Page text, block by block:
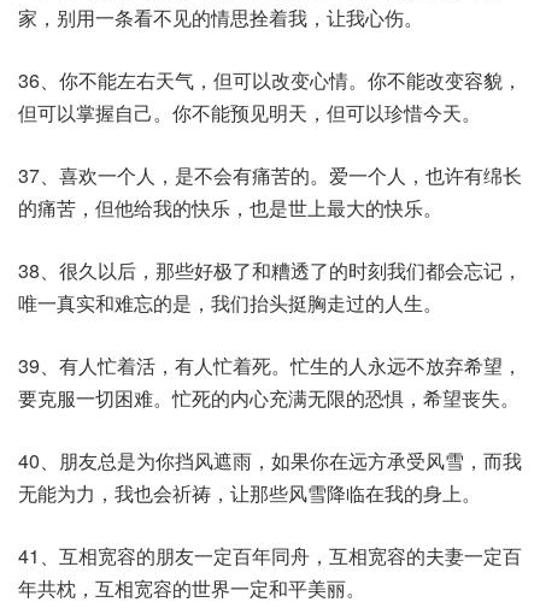
家，别用一条看不见的情思拴着我，让我心伤。
36、你不能左右天气，但可以改变心情。你不能改变容貌，
但可以掌握自己。你不能预见明天，但可以珍惜今天。
37、喜欢一个人，是不会有痛苦的。爱一个人，也许有绵长
的痛苦，但他给我的快乐，也是世上最大的快乐。
38、很久以后，那些好极了和糟透了的时刻我们都会忘记，
唯一真实和难忘的是，我们抬头挺胸走过的人生。
39、有人忙着活，有人忙着死。忙生的人永远不放弃希望，
要克服一切困难。忙死的内心充满无限的恐惧，希望丧失。
40、朋友总是为你挡风遮雨，如果你在远方承受风雪，而我
无能为力，我也会祈祷，让那些风雪降临在我的身上。
41、互相宽容的朋友一定百年同舟，互相宽容的夫妻一定百
年共枕，互相宽容的世界一定和平美丽。